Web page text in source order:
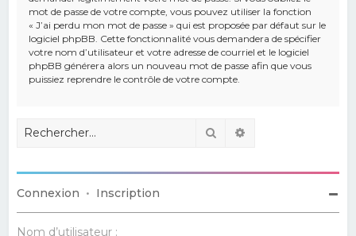
mot de passe de votre compte, vous pouvez utiliser la fonction
« J’ai perdu mon mot de passe » qui est proposée par défaut sur le
logiciel phpBB. Cette fonctionnalité vous demandera de spécifier
votre nom d’utilisateur et votre adresse de courriel et le logiciel
phpBB générera alors un nouveau mot de passe afin que vous
puissiez reprendre le contrôle de votre compte.
Rechercher
Connexion • Inscription
Nom d’utilisateur :